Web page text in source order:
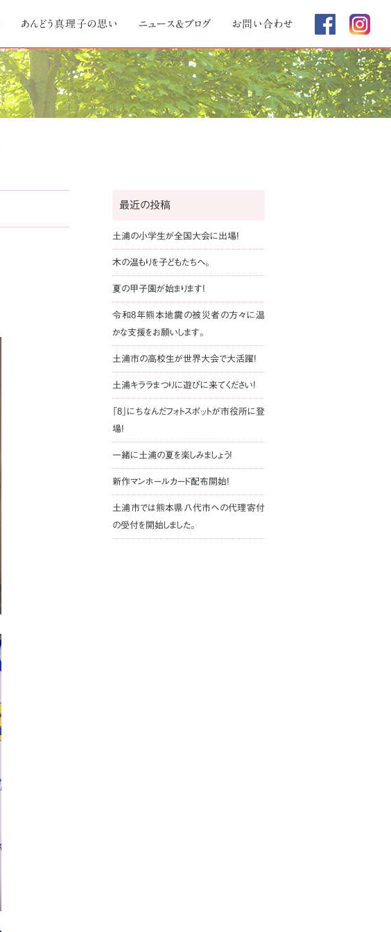
あんどう真理子の思い ニュース＆ブログ お問い合わせ
最近の投稿
土浦の小学生が全国大会に出場!
木の温もりを子どもたちへ。
夏の甲子園が始まります!
令和8年熊本地震の被災者の方々に温
かな支援をお願いします。
土浦市の高校生が世界大会で大活躍!
土浦キララまつりに遊びに来てください!
「8」にちなんだフォトスポットが市役所に登
場!
一緒に土浦の夏を楽しみましょう!
新作マンホールカード配布開始!
土浦市では熊本県八代市への代理寄付
の受付を開始しました。